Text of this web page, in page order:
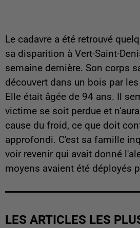
Le cadavre a été retrouvé
sa disparition à Vert-Saint-
semaine dernière. Son corps
découvert dans un bois par
Elle était âgée de 94 ans. Il
victime se soit perdue et
cause du froid, ce que doit
approfondi. C'est sa famille
voir revenir qui avait donné
moyens avaient été déployés
LES ARTICLES LES